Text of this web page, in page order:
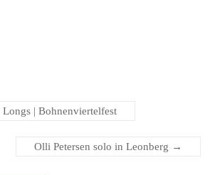
| Bohnenviertelfest
Olli Petersen solo in Leonberg →